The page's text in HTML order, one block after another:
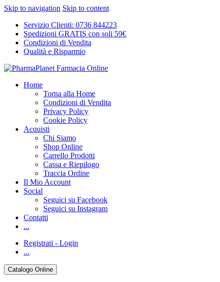
Skip to navigation Skip to content
Servizio Clienti: 0736 844223
Spedizioni GRATIS con soli 59€
Condizioni di Vendita
Qualità e Risparmio
Home
Torna alla Home
Condizioni di Vendita
Privacy Policy
Cookie Policy
Acquisti
Chi Siamo
Shop Online
Carrello Prodotti
Cassa e Riepilogo
Traccia Ordine
Il Mio Account
Social
Seguici su Facebook
Seguici su Instagram
Contatti
...
Registrati - Login
...
Catalogo Online